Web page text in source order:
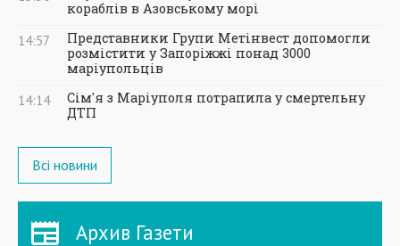
кораблів в Азовському морі
14:57
Представники Групи Метінвест допомогли
розмістити у Запоріжжі понад 3000
маріупольців
14:14
Сім'я з Маріуполя потрапила у смертельну
ДТП
Всі новини
Архив Газети